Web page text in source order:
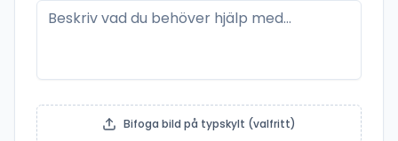
Bifoga bild på typskylt (valfritt)